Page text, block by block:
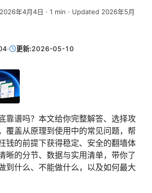
2026年4月4日 · 1 min · Updated 2026年5月
· 更新:2026-05-10
靠谱吗？本文给你完整解答、选择攻
覆盖从原理到使用中的常见问题，帮
钱的前提下获得稳定、安全的翻墙体
晰的分节、数据与实用清单，带你了
到什么、不能做什么，以及如何最大